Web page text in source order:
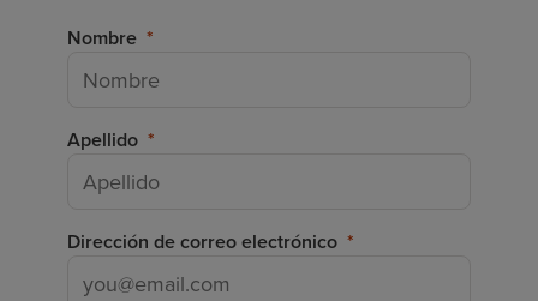
Nombre
Apellido
Dirección de correo electrónico